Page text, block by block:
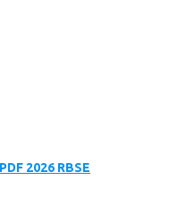
2026 RBSE